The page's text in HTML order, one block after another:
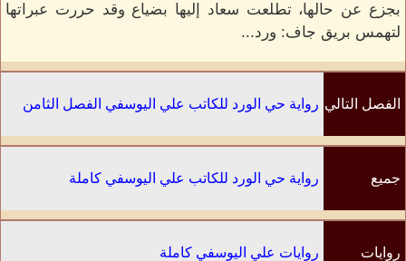
بجزع عن حالها، تطلعت سعاد إليها بضياع وقد حررت عبراتها
لتهمس بريق جاف: ورد...
الفصل التالي رواية حي الورد للكاتب علي اليوسفي الفصل الثامن
جميع رواية حي الورد للكاتب علي اليوسفي كاملة
روايات روايات علي اليوسفي كاملة